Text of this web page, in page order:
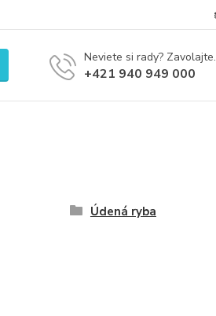
Neviete si rady? Zavolajte.
+421 940 949 000
Údená ryba